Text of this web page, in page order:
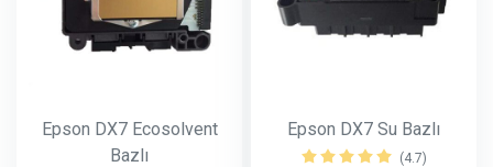
Epson DX7 Ecosolvent
Bazlı
Epson DX7 Su Bazlı
(4.7)